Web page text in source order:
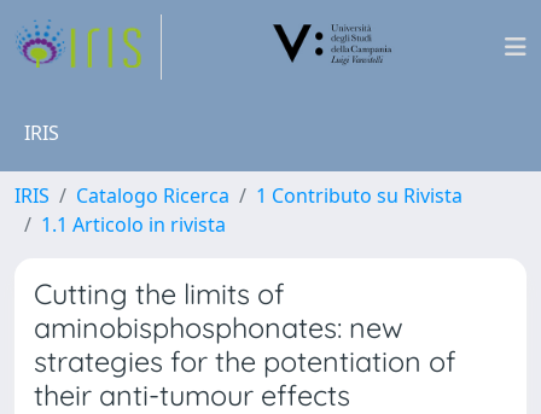
IRIS
IRIS Catalogo Ricerca
1 Contributo su Rivista
1.1 Articolo in rivista
Cutting the limits of
aminobisphosphonates: new
strategies for the potentiation of
their anti-tumour effects